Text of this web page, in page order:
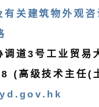
有关建筑物外观
调道3号工业贸易
(高级技术主任(